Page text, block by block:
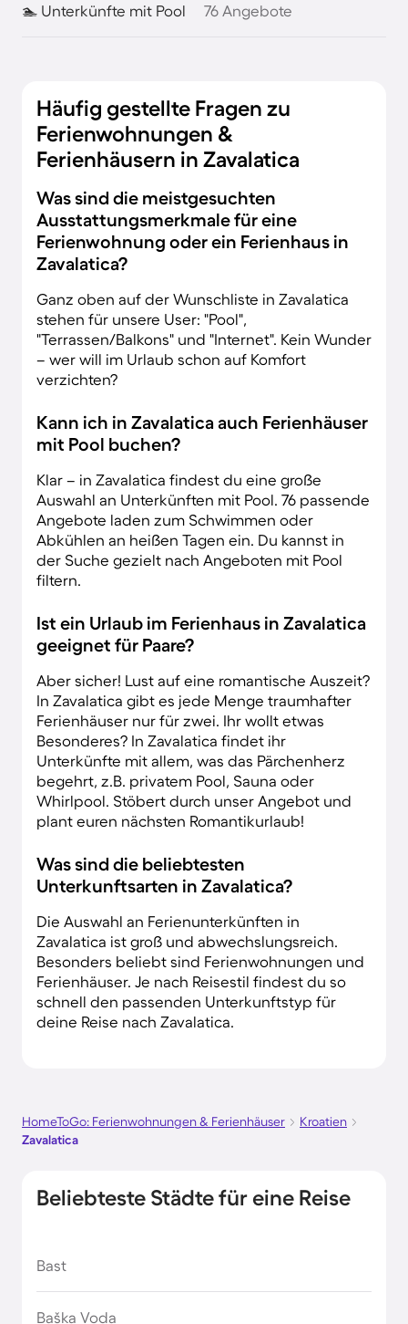
🏊 Unterkünfte mit Pool 76 Angebote
Häufig gestellte Fragen zu
Ferienwohnungen &
Ferienhäusern in Zavalatica
Was sind die meistgesuchten
Ausstattungsmerkmale für eine
Ferienwohnung oder ein Ferienhaus in
Zavalatica?
Ganz oben auf der Wunschliste in Zavalatica
stehen für unsere User: "Pool",
"Terrassen/Balkons" und "Internet". Kein Wunder
– wer will im Urlaub schon auf Komfort
verzichten?
Kann ich in Zavalatica auch Ferienhäuser
mit Pool buchen?
Klar – in Zavalatica findest du eine große
Auswahl an Unterkünften mit Pool. 76 passende
Angebote laden zum Schwimmen oder
Abkühlen an heißen Tagen ein. Du kannst in
der Suche gezielt nach Angeboten mit Pool
filtern.
Ist ein Urlaub im Ferienhaus in Zavalatica
geeignet für Paare?
Aber sicher! Lust auf eine romantische Auszeit?
In Zavalatica gibt es jede Menge traumhafter
Ferienhäuser nur für zwei. Ihr wollt etwas
Besonderes? In Zavalatica findet ihr
Unterkünfte mit allem, was das Pärchenherz
begehrt, z.B. privatem Pool, Sauna oder
Whirlpool. Stöbert durch unser Angebot und
plant euren nächsten Romantikurlaub!
Was sind die beliebtesten
Unterkunftsarten in Zavalatica?
Die Auswahl an Ferienunterkünften in
Zavalatica ist groß und abwechslungsreich.
Besonders beliebt sind Ferienwohnungen und
Ferienhäuser. Je nach Reisestil findest du so
schnell den passenden Unterkunftstyp für
deine Reise nach Zavalatica.
HomeToGo: Ferienwohnungen & Ferienhäuser
Kroatien
Zavalatica
Beliebteste Städte für eine Reise
Bast
Baška Voda